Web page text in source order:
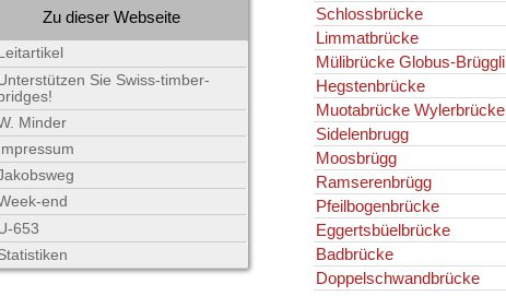
Schlossbrücke
Limmatbrücke
Mülibrücke Globus-Brüggli
Hegstenbrücke
Muotabrücke Wylerbrücke
Sidelenbrugg
Moosbrügg
Ramserenbrügg
Pfeilbogenbrücke
Eggertsbüelbrücke
Badbrücke
Doppelschwandbrücke
Zu dieser Webseite
Leitartikel
Sie Swiss-timber-
Minder
Impressum
end
653